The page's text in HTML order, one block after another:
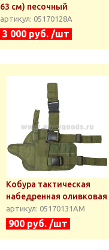
63 см) песочный
артикул: 05170128А
3 000 руб. /шт
Кобура тактическая
набедренная оливковая
артикул: 05170131АМ
900 руб. /шт